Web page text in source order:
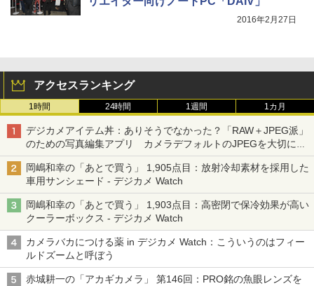
2016年2月27日
アクセスランキング
1時間 24時間 1週間 1カ月
デジカメアイテム丼：ありそうでなかった？「RAW＋JPEG派」
のための写真編集アプリ カメラデフォルトのJPEGを大切にす
る「Filmator」
岡嶋和幸の「あとで買う」 1,905点目：放射冷却素材を採用した
車用サンシェード - デジカメ Watch
岡嶋和幸の「あとで買う」 1,903点目：高密閉で保冷効果が高い
クーラーボックス - デジカメ Watch
カメラバカにつける薬 in デジカメ Watch：こういうのはフィー
ルドズームと呼ぼう
赤城耕一の「アカギカメラ」 第146回：PRO銘の魚眼レンズを